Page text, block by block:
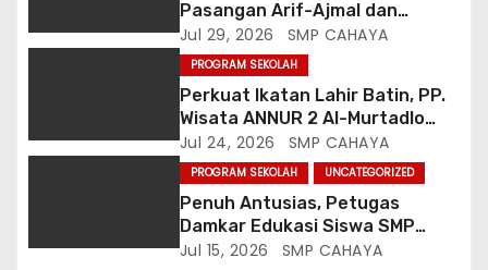
Pasangan Arif-Ajmal dan
Qeenantyya-Siska Resmi
Terpilih Pimpin OSIS SMP An-Nur
Jul 29, 2026 SMP CAHAYA
PROGRAM SEKOLAH
Perkuat Ikatan Lahir Batin, PP.
Wisata ANNUR 2 Al-Murtadlo
Gelar Istighosah dan Tausiyah
Bersama Guru SMP ANNUR
Jul 24, 2026 SMP CAHAYA
PROGRAM SEKOLAH UNCATEGORIZED
Penuh Antusias, Petugas
Damkar Edukasi Siswa SMP
Annur Cara Jinakkan Si Jago
Jul 15, 2026 SMP CAHAYA